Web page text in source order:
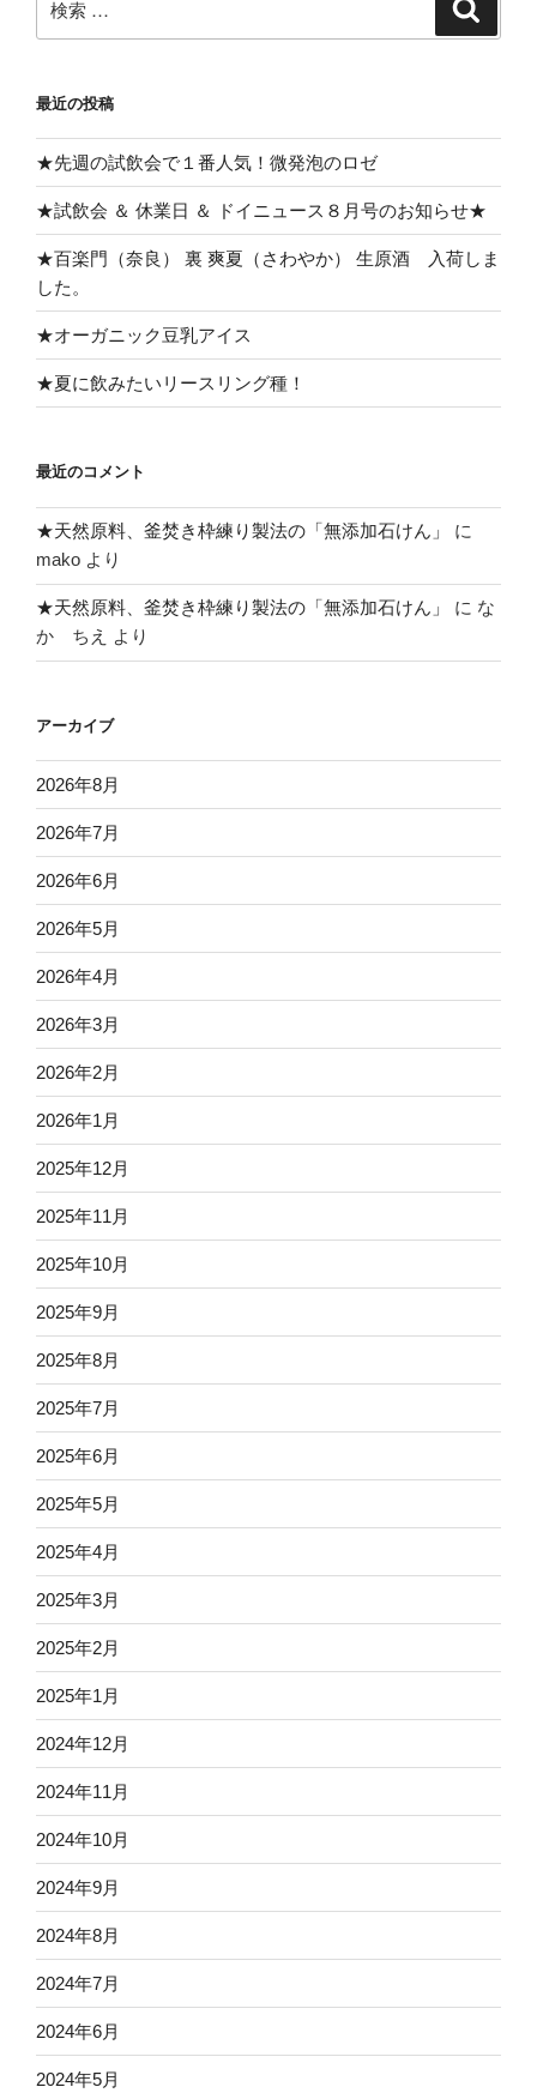
索:
最近の投稿
★先週の試飲会で１番人気！微発泡のロゼ
★試飲会 ＆ 休業日 ＆ ドイニュース８月号のお知らせ★
★百楽門（奈良） 裏 爽夏（さわやか） 生原酒 入荷しま
した。
★オーガニック豆乳アイス
★夏に飲みたいリースリング種！
最近のコメント
★天然原料、釜焚き枠練り製法の「無添加石けん」
に
mako より
★天然原料、釜焚き枠練り製法の「無添加石けん」 に な
か ちえ
より
アーカイブ
2026年8月
2026年7月
2026年6月
2026年5月
2026年4月
2026年3月
2026年2月
2026年1月
2025年12月
2025年11月
2025年10月
2025年9月
2025年8月
2025年7月
2025年6月
2025年5月
2025年4月
2025年3月
2025年2月
2025年1月
2024年12月
2024年11月
2024年10月
2024年9月
2024年8月
2024年7月
2024年6月
2024年5月